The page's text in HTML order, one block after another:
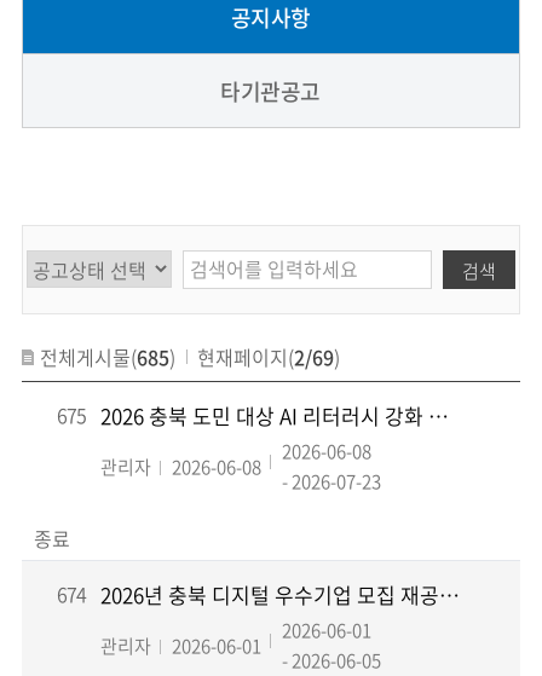
공지사항
타기관공고
검색
전체게시물(685) 현재페이지(2/69)
675
2026 충북 도민 대상 AI 리터러시 강화 교육 (7월)
관리자 2026-06-08
2026-06-08
- 2026-07-23
종료
674
2026년 충북 디지털 우수기업 모집 재공고 선정결과 안내
관리자 2026-06-01
2026-06-01
- 2026-06-05